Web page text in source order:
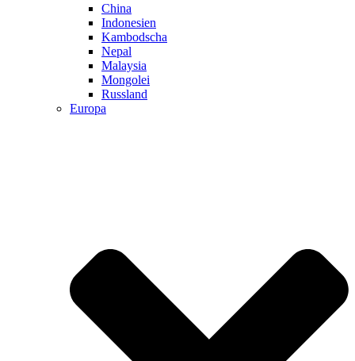
China
Indonesien
Kambodscha
Nepal
Malaysia
Mongolei
Russland
Europa